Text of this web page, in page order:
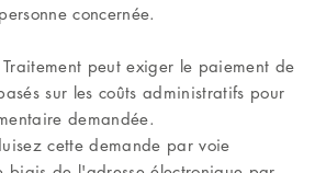
concernée.
Traitement peut exiger le paiement de
sur les coûts administratifs pour
demandée.
cette demande par voie